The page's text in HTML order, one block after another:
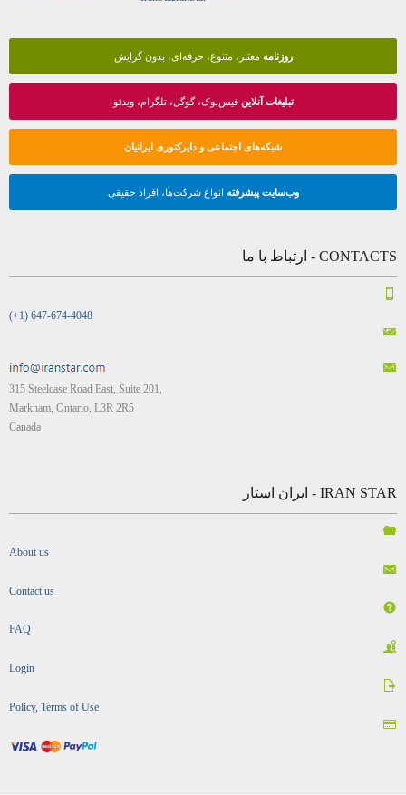
روزنامه معتبر، متنوع، حرفه‌ای، بدون گرایش
تبلیغات آنلاینفیس‌بوک، گوگل، تلگرام، ویدئو
شبکه‌های اجتماعی و دایرکتوری ایرانیان
وب‌سایت پیشرفته انواع شرکت‌ها، افراد حقیقی
CONTACTS - ارتباط با ما
(+1) 647-674-4048
315 Steelcase Road East, Suite 201,
Markham, Ontario, L3R 2R5
Canada
IRAN STAR - ایران استار
About us
Contact us
FAQ
Login
Policy, Terms of Use